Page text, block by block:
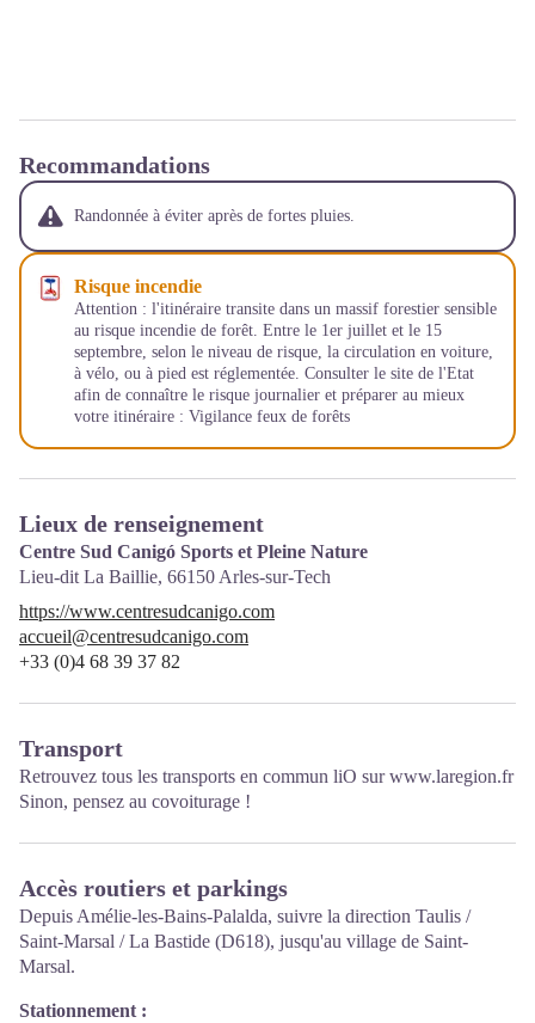
Recommandations
Randonnée à éviter après de fortes pluies.
Risque incendie
Attention : l'itinéraire transite dans un massif forestier sensible
au risque incendie de forêt. Entre le 1er juillet et le 15
septembre, selon le niveau de risque, la circulation en voiture,
à vélo, ou à pied est réglementée. Consulter le site de l'Etat
afin de connaître le risque journalier et préparer au mieux
votre itinéraire : Vigilance feux de forêts
Lieux de renseignement
Centre Sud Canigó Sports et Pleine Nature
Lieu-dit La Baillie, 66150 Arles-sur-Tech
https://www.centresudcanigo.com
accueil@centresudcanigo.com
+33 (0)4 68 39 37 82
Transport
Retrouvez tous les transports en commun liO surwww.laregion.fr
Sinon, pensez au covoiturage !
Accès routiers et parkings
Depuis Amélie-les-Bains-Palalda, suivre la direction Taulis /
Saint-Marsal / La Bastide (D618), jusqu'au village de Saint-
Marsal.
Stationnement :